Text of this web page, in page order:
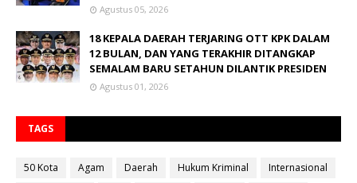
Agustus 05, 2026
18 KEPALA DAERAH TERJARING OTT KPK DALAM
12 BULAN, DAN YANG TERAKHIR DITANGKAP
SEMALAM BARU SETAHUN DILANTIK PRESIDEN
Agustus 01, 2026
TAGS
50 Kota Agam Daerah Hukum Kriminal
Internasional